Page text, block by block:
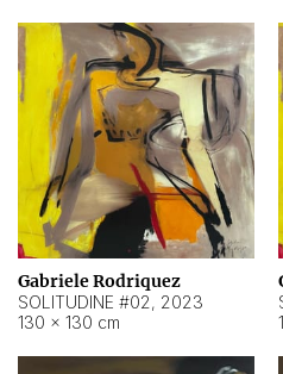
Gabriele Rodriquez
SOLITUDINE #02, 2023
130 × 130 cm